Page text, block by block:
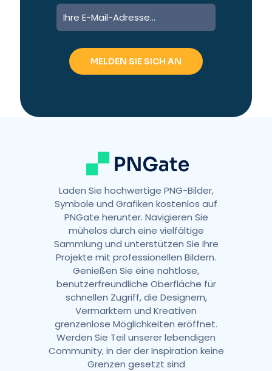
Laden Sie hochwertige PNG-Bilder,
Symbole und Grafiken kostenlos auf
PNGate herunter. Navigieren Sie
mühelos durch eine vielfältige
Sammlung und unterstützen Sie Ihre
Projekte mit professionellen Bildern.
Genießen Sie eine nahtlose,
benutzerfreundliche Oberfläche für
schnellen Zugriff, die Designern,
Vermarktern und Kreativen
grenzenlose Möglichkeiten eröffnet.
Werden Sie Teil unserer lebendigen
Community, in der der Inspiration keine
Grenzen gesetzt sind